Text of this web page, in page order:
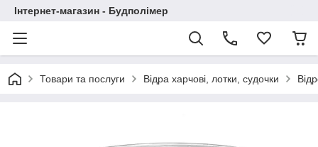
Інтернет-магазин - Будполімер
Товари та послуги Відра харчові, лотки, судочки